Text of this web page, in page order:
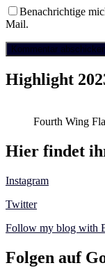
Benachrichtige
Mail.
Highlight
Fourth Wing
Hier findet
Instagram
Twitter
Follow my blog with
Folgen auf